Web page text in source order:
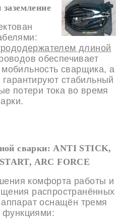
длиной
обеспечивает
сварщика, а
стабильный
потери тока во время
сварки: ANTI STICK,
ARC FORCE
комфорта работы и
распространённых
оснащён тремя